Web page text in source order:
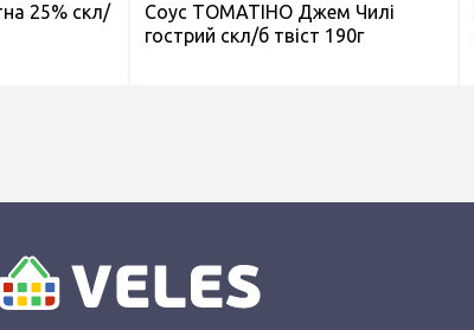
25% скл/
Соус ТОМАТІНО Джем Чилі
гострий скл/б твіст 190г